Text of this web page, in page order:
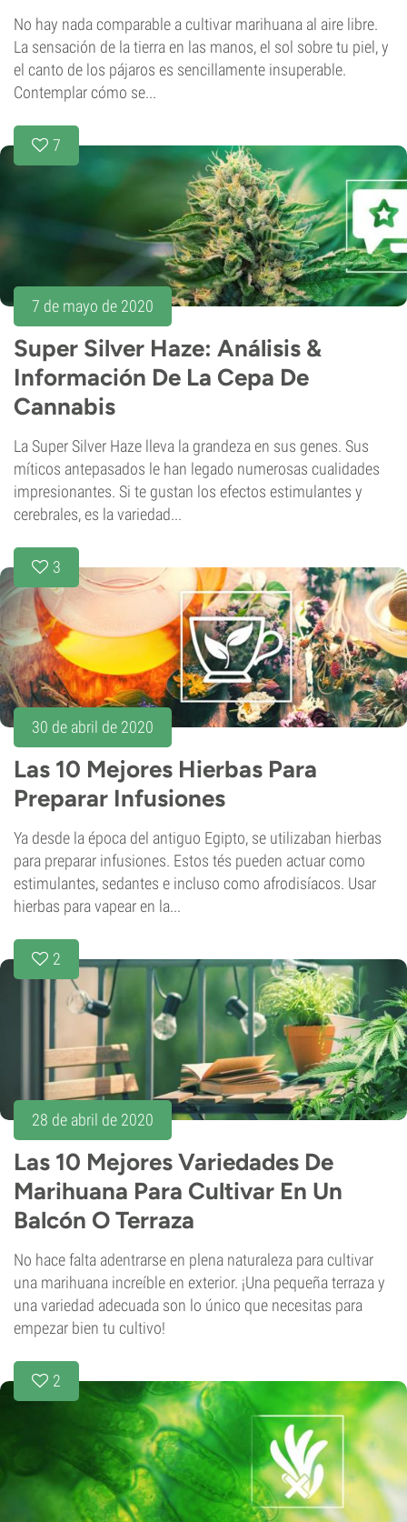
No hay nada comparable a cultivar marihuana al aire libre.
La sensación de la tierra en las manos, el sol sobre tu piel, y
el canto de los pájaros es sencillamente insuperable.
Contemplar cómo se...
7
7 de mayo de 2020
Super Silver Haze: Análisis &
Información De La Cepa De
Cannabis
La Super Silver Haze lleva la grandeza en sus genes. Sus
míticos antepasados le han legado numerosas cualidades
impresionantes. Si te gustan los efectos estimulantes y
cerebrales, es la variedad...
3
30 de abril de 2020
Las 10 Mejores Hierbas Para
Preparar Infusiones
Ya desde la época del antiguo Egipto, se utilizaban hierbas
para preparar infusiones. Estos tés pueden actuar como
estimulantes, sedantes e incluso como afrodisíacos. Usar
hierbas para vapear en la...
2
28 de abril de 2020
Las 10 Mejores Variedades De
Marihuana Para Cultivar En Un
Balcón O Terraza
No hace falta adentrarse en plena naturaleza para cultivar
una marihuana increíble en exterior. ¡Una pequeña terraza y
una variedad adecuada son lo único que necesitas para
empezar bien tu cultivo!
2